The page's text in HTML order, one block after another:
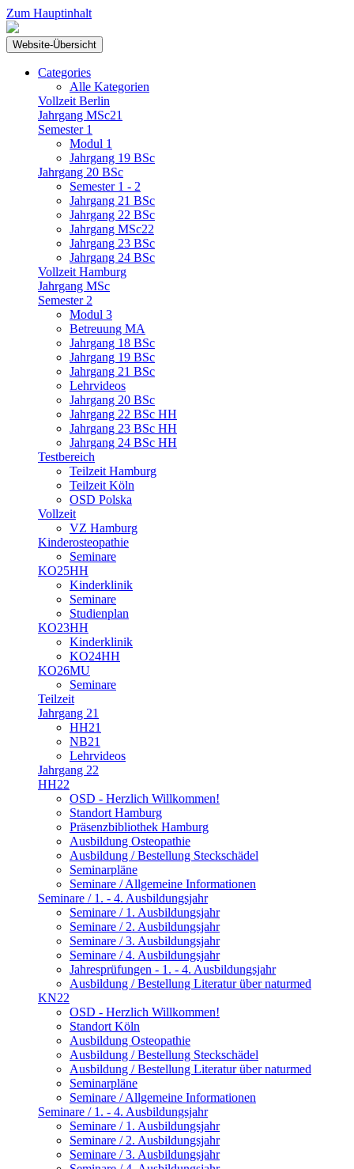
Zum Hauptinhalt
Website-Übersicht
Categories
Alle Kategorien
Vollzeit Berlin
Jahrgang MSc21
Semester 1
Modul 1
Jahrgang 19 BSc
Jahrgang 20 BSc
Semester 1 - 2
Jahrgang 21 BSc
Jahrgang 22 BSc
Jahrgang MSc22
Jahrgang 23 BSc
Jahrgang 24 BSc
Vollzeit Hamburg
Jahrgang MSc
Semester 2
Modul 3
Betreuung MA
Jahrgang 18 BSc
Jahrgang 19 BSc
Jahrgang 21 BSc
Lehrvideos
Jahrgang 20 BSc
Jahrgang 22 BSc HH
Jahrgang 23 BSc HH
Jahrgang 24 BSc HH
Testbereich
Teilzeit Hamburg
Teilzeit Köln
OSD Polska
Vollzeit
VZ Hamburg
Kinderosteopathie
Seminare
KO25HH
Kinderklinik
Seminare
Studienplan
KO23HH
Kinderklinik
KO24HH
KO26MU
Seminare
Teilzeit
Jahrgang 21
HH21
NB21
Lehrvideos
Jahrgang 22
HH22
OSD - Herzlich Willkommen!
Standort Hamburg
Präsenzbibliothek Hamburg
Ausbildung Osteopathie
Ausbildung / Bestellung Steckschädel
Seminarpläne
Seminare / Allgemeine Informationen
Seminare / 1. - 4. Ausbildungsjahr
Seminare / 1. Ausbildungsjahr
Seminare / 2. Ausbildungsjahr
Seminare / 3. Ausbildungsjahr
Seminare / 4. Ausbildungsjahr
Jahresprüfungen - 1. - 4. Ausbildungsjahr
Ausbildung / Bestellung Literatur über naturmed
KN22
OSD - Herzlich Willkommen!
Standort Köln
Ausbildung Osteopathie
Ausbildung / Bestellung Steckschädel
Ausbildung / Bestellung Literatur über naturmed
Seminarpläne
Seminare / Allgemeine Informationen
Seminare / 1. - 4. Ausbildungsjahr
Seminare / 1. Ausbildungsjahr
Seminare / 2. Ausbildungsjahr
Seminare / 3. Ausbildungsjahr